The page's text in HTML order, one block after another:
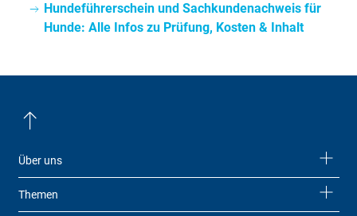
Hundeführerschein und Sachkundenachweis für
Hunde: Alle Infos zu Prüfung, Kosten & Inhalt
Über uns
Themen